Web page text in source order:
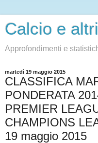
Calcio e
Approfondimenti e
martedì 19 maggio 2015
CLASSIFICA
PONDERATA
PREMIER
CHAMPIONS
19 maggio 2015